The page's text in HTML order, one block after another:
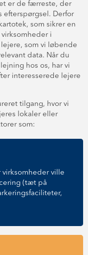
er de færreste, der
efterspørgsel. Derfor
som sikrer en
i
som vi løbende
data. Når du
hos os, har vi
interesserede lejere
tilgang, hvor vi
lokaler eller
som:
ville
(tæt på